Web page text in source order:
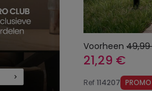
Voorheen
21,29 €
Ref114207 PROMO